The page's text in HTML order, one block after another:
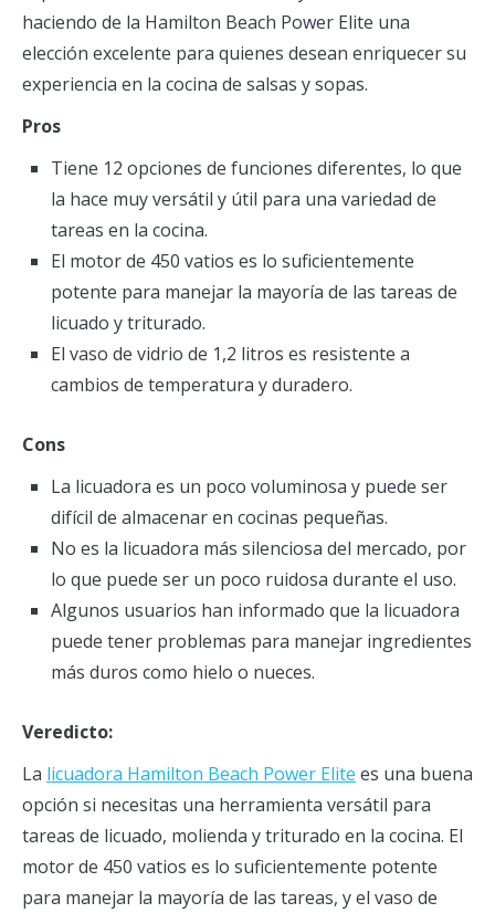
haciendo de la Hamilton Beach Power Elite una
elección excelente para quienes desean enriquecer su
experiencia en la cocina de salsas y sopas.
Pros
Tiene 12 opciones de funciones diferentes, lo que
la hace muy versátil y útil para una variedad de
tareas en la cocina.
El motor de 450 vatios es lo suficientemente
potente para manejar la mayoría de las tareas de
licuado y triturado.
El vaso de vidrio de 1,2 litros es resistente a
cambios de temperatura y duradero.
Cons
La licuadora es un poco voluminosa y puede ser
difícil de almacenar en cocinas pequeñas.
No es la licuadora más silenciosa del mercado, por
lo que puede ser un poco ruidosa durante el uso.
Algunos usuarios han informado que la licuadora
puede tener problemas para manejar ingredientes
más duros como hielo o nueces.
Veredicto:
La licuadora Hamilton Beach Power Elite es una buena
opción si necesitas una herramienta versátil para
tareas de licuado, molienda y triturado en la cocina. El
motor de 450 vatios es lo suficientemente potente
para manejar la mayoría de las tareas, y el vaso de